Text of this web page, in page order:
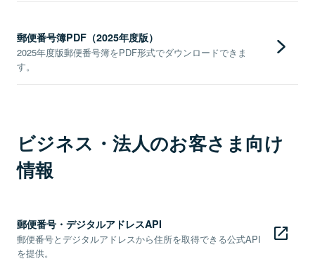
郵便番号簿PDF（2025年度版）
2025年度版郵便番号簿をPDF形式でダウンロードできま
す。
ビジネス・法人のお客さま向け
情報
郵便番号・デジタルアドレスAPI
郵便番号とデジタルアドレスから住所を取得できる公式API
を提供。